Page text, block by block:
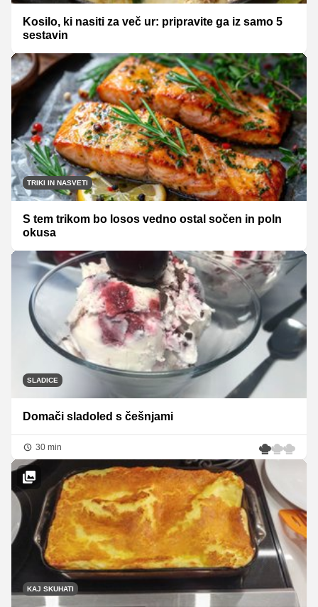
Kosilo, ki nasiti za več ur: pripravite ga iz samo 5
sestavin
TRIKI IN NASVETI
S tem trikom bo losos vedno ostal sočen in poln
okusa
SLADICE
Domači sladoled s češnjami
30 min
KAJ SKUHATI